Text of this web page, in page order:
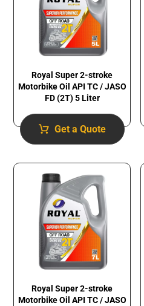
Royal Super 2-stroke
Motorbike Oil API TC / JASO
FD (2T) 5 Liter
Get a Quote
Royal Super 2-stroke
Motorbike Oil API TC / JASO